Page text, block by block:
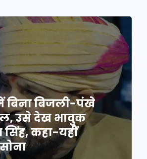
बिना बिजली-पंखे
उसे देख भावुक
कहा-यहीं